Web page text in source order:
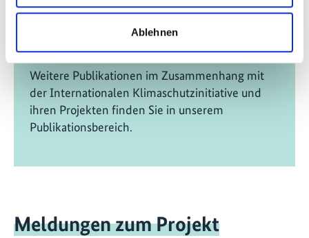
Ablehnen
navigating uncharted waters
Weitere Publikationen im Zusammenhang mit
der Internationalen Klimaschutzinitiative und
ihren Projekten finden Sie in unserem
Publikationsbereich.
Meldungen zum Projekt